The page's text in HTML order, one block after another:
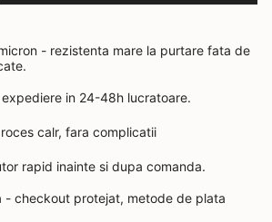
- rezistenta mare la purtare fata de
in 24-48h lucratoare.
calr, fara complicatii
rapid inainte si dupa comanda.
- checkout protejat, metode de plata